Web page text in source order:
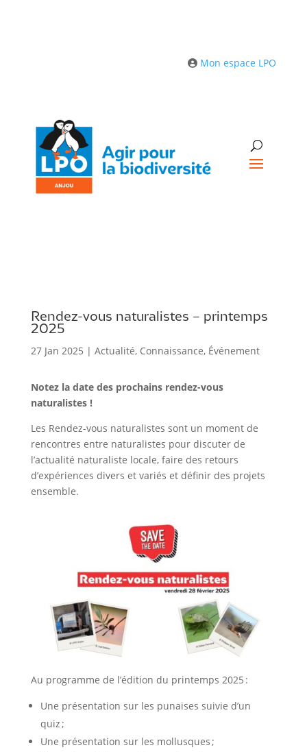
Mon espace LPO
Rendez-vous naturalistes – printemps
2025
27 Jan 2025 | Actualité, Connaissance, Événement
Notez la date des prochains rendez-vous
naturalistes !
Les Rendez-vous naturalistes sont un moment de
rencontres entre naturalistes pour discuter de
l’actualité naturaliste locale, faire des retours
d’expériences divers et variés et définir des projets
ensemble.
Au programme de l’édition du printemps 2025 :
Une présentation sur les punaises suivie d’un
quiz ;
Une présentation sur les mollusques ;